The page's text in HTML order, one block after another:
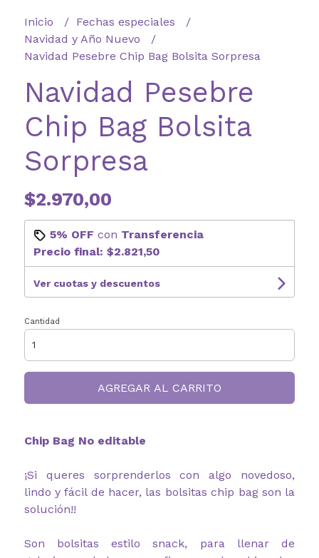
Inicio
Fechas especiales
Navidad y Año Nuevo
Navidad Pesebre Chip Bag Bolsita Sorpresa
Navidad Pesebre
Chip Bag Bolsita
Sorpresa
$2.970,00
5% OFF con Transferencia
Precio final: $2.821,50
Ver cuotas y descuentos
Cantidad
AGREGAR AL CARRITO
Chip Bag No editable
¡Si queres sorprenderlos con algo novedoso,
lindo y fácil de hacer, las bolsitas chip bag son la
solución!!
Son bolsitas estilo snack, para llenar de